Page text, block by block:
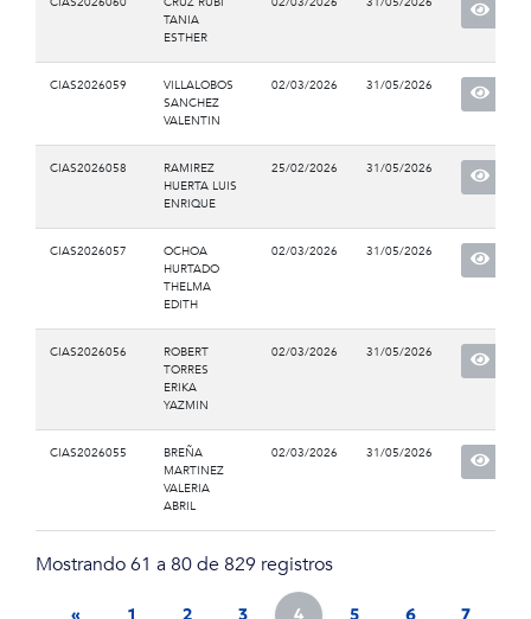
TANIA
ESTHER
CIAS2026059
VILLALOBOS
SANCHEZ
VALENTIN
02/03/2026 31/05/2026
CIAS2026058
RAMIREZ
HUERTA LUIS
ENRIQUE
25/02/2026 31/05/2026
CIAS2026057
OCHOA
HURTADO
THELMA
EDITH
02/03/2026 31/05/2026
CIAS2026056
ROBERT
TORRES
ERIKA
YAZMIN
02/03/2026 31/05/2026
CIAS2026055
BREÑA
MARTINEZ
VALERIA
ABRIL
02/03/2026 31/05/2026
Mostrando 61 a 80 de 829 registros
« 1 2 3 4 5 6 7